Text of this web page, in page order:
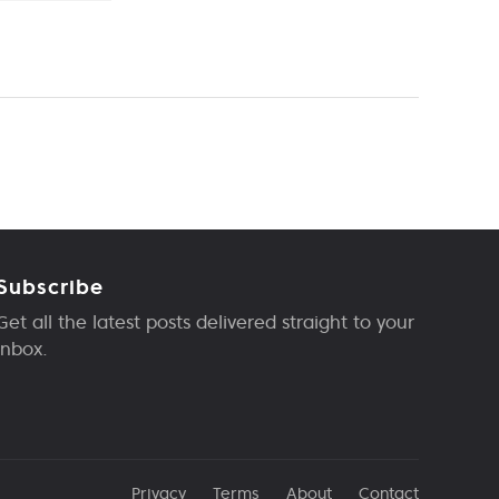
all the latest posts delivered straight to your
Privacy Terms About Contact